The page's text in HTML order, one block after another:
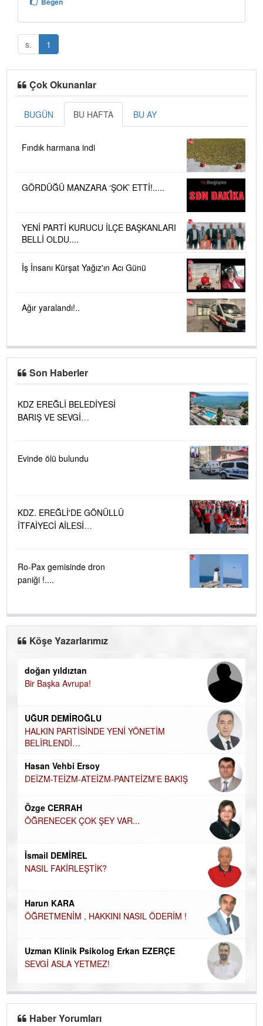
s. 1
Çok Okunanlar
BUGÜN BU HAFTA BU AY
Fındık harmana indi
GÖRDÜĞÜ MANZARA ‘ŞOK’ ETTİ!.....
YENİ PARTİ KURUCU İLÇE BAŞKANLARI
BELLİ OLDU....
İş İnsanı Kürşat Yağız'ın Acı Günü
Ağır yaralandı!..
Son Haberler
KDZ EREĞLİ BELEDİYESİ
BARIŞ VE SEVGİ
Evinde ölü bulundu
KDZ. EREĞLİ'DE GÖNÜLLÜ
İTFAİYECİ AİLESİ
Ro-Pax gemisinde dron
paniği !....
Köşe Yazarlarımız
doğan yıldıztan
Bir Başka Avrupa!
UĞUR DEMİROĞLU
HALKIN PARTİSİNDE YENİ YÖNETİM
BELİRLENDİ…
Hasan Vehbi Ersoy
DEİZM-TEİZM-ATEİZM-PANTEİZM’E BAKIŞ
Özge CERRAH
ÖĞRENECEK ÇOK ŞEY VAR...
İsmail DEMİREL
NASIL FAKİRLEŞTİK?
Harun KARA
ÖĞRETMENİM , HAKKINI NASIL ÖDERİM !
Uzman Klinik Psikolog Erkan EZERÇE
SEVGİ ASLA YETMEZ!
Haber Yorumları